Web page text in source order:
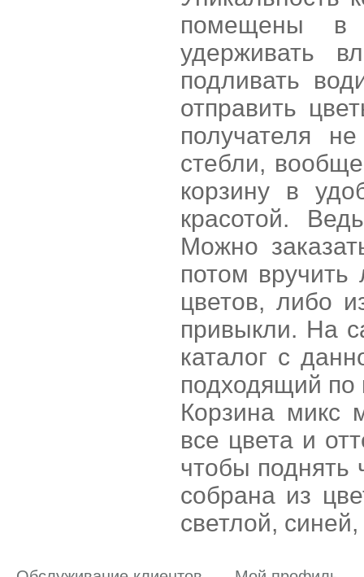
помещены в
удерживать
подливать
отправить
получателя
стебли,
корзину в
красотой.
Можно
потом вручить
цветов, либо
привыкли. На
каталог с
подходящий
Корзина микс
все цвета и
чтобы поднять
собрана из
светлой,